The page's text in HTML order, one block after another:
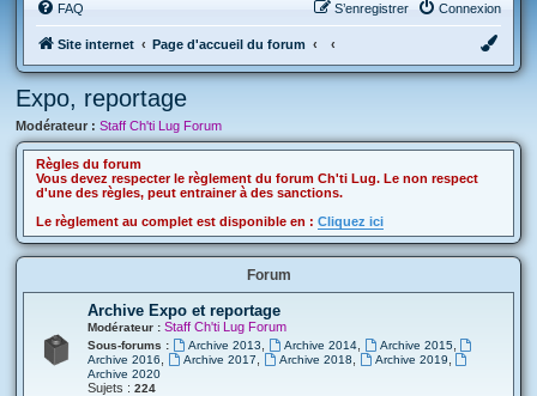
FAQ Connexion
S’enregistrer
Site internet Page d'accueil du forum
Expo, reportage
Modérateur : Staff Ch'ti Lug Forum
Règles du forum
Vous devez respecter le règlement du forum Ch'ti Lug. Le non respect
d'une des règles, peut entrainer à des sanctions.
Le règlement au complet est disponible en : Cliquez ici
Forum
Archive Expo et reportage
Modérateur : Staff Ch'ti Lug Forum
Sous-forums : Archive 2013 Archive 2014, Archive 2015
Archive 2016 Archive 2017 Archive 2018 Archive 2019
Archive 2020
Sujets : 224